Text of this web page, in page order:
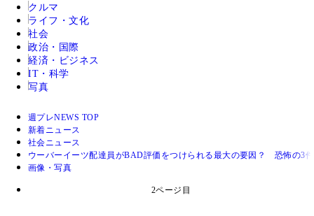
クルマ
ライフ・文化
社会
政治・国際
経済・ビジネス
IT・科学
写真
週プレNEWS TOP
新着ニュース
社会ニュース
ウーバーイーツ配達員がBAD評価をつけられる最大の要因？ 恐怖の3
画像・写真
2ページ目